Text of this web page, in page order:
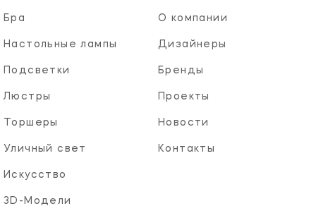
Бра
Настольные лампы
Подсветки
Люстры
Торшеры
Уличный свет
Искусство
3D-Модели
О компании
Дизайнеры
Бренды
Проекты
Новости
Контакты